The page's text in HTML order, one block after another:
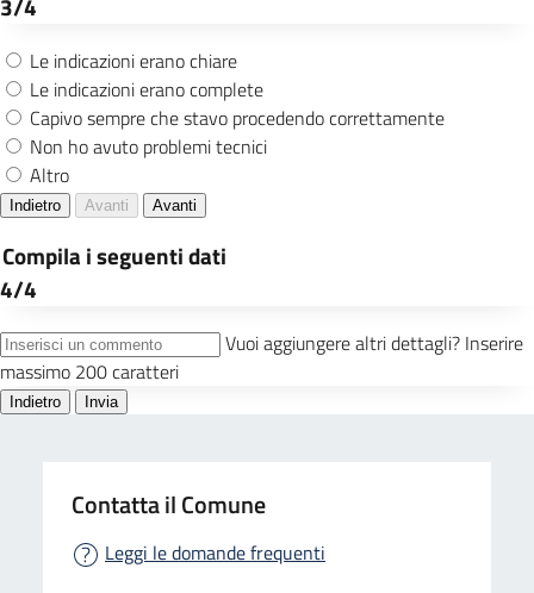
Contatta il Comune
Leggi le domande frequenti